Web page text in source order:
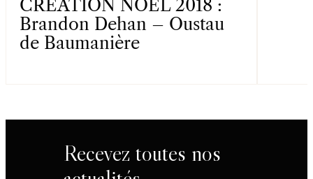
CRÉATION NOËL 2018 :
Brandon Dehan – Oustau
de Baumanière
Recevez toutes nos